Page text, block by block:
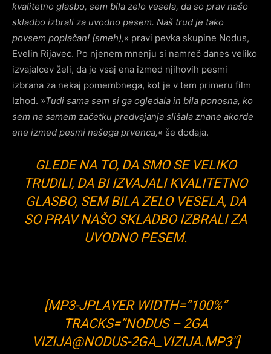
kvalitetno glasbo, sem bila zelo vesela, da so prav našo
skladbo izbrali za uvodno pesem. Naš trud je tako
povsem poplačan! (smeh),« pravi pevka skupine Nodus,
Evelin Rijavec. Po njenem mnenju si namreč danes veliko
izvajalcev želi, da je vsaj ena izmed njihovih pesmi
izbrana za nekaj pomembnega, kot je v tem primeru film
Izhod. »Tudi sama sem si ga ogledala in bila ponosna, ko
sem na samem začetku predvajanja slišala znane akorde
ene izmed pesmi našega prvenca,« še dodaja.
GLEDE NA TO, DA SMO SE VELIKO
TRUDILI, DA BI IZVAJALI KVALITETNO
GLASBO, SEM BILA ZELO VESELA, DA
SO PRAV NAŠO SKLADBO IZBRALI ZA
UVODNO PESEM.
[MP3-JPLAYER WIDTH=”100%”
TRACKS=”NODUS – 2GA
VIZIJA@NODUS-2GA_VIZIJA.MP3″]